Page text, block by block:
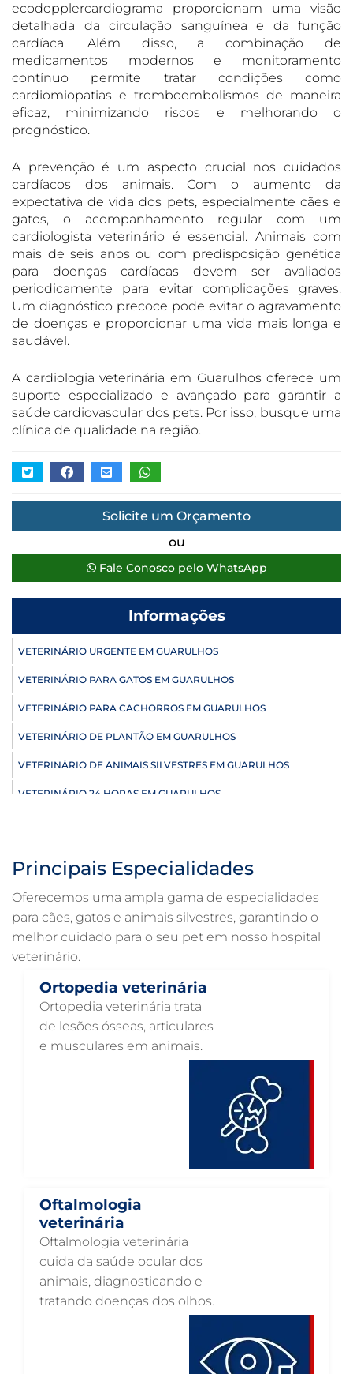
ecodopplercardiograma proporcionam uma visão
detalhada da circulação sanguínea e da função
cardíaca. Além disso, a combinação de
medicamentos modernos e monitoramento
contínuo permite tratar condições como
cardiomiopatias e tromboembolismos de maneira
eficaz, minimizando riscos e melhorando o
prognóstico.
A prevenção é um aspecto crucial nos cuidados
cardíacos dos animais. Com o aumento da
expectativa de vida dos pets, especialmente cães e
gatos, o acompanhamento regular com um
cardiologista veterinário é essencial. Animais com
mais de seis anos ou com predisposição genética
para doenças cardíacas devem ser avaliados
periodicamente para evitar complicações graves.
Um diagnóstico precoce pode evitar o agravamento
de doenças e proporcionar uma vida mais longa e
saudável.
A cardiologia veterinária em Guarulhos oferece um
suporte especializado e avançado para garantir a
saúde cardiovascular dos pets. Por isso, busque uma
clínica de qualidade na região.
Solicite um Orçamento
ou
Fale Conosco pelo WhatsApp
Informações
VETERINÁRIO URGENTE EM GUARULHOS
VETERINÁRIO PARA GATOS EM GUARULHOS
VETERINÁRIO PARA CACHORROS EM GUARULHOS
VETERINÁRIO DE PLANTÃO EM GUARULHOS
VETERINÁRIO DE ANIMAIS SILVESTRES EM GUARULHOS
VETERINÁRIO 24 HORAS EM GUARULHOS
ULTRASSONOGRAFIA PARA CACHORRO EM GUARULHOS
ULTRASSOM VETERINÁRIO EM GUARULHOS
TRATAMENTO DE ANIMAIS EM GUARULHOS
RAIO X VETERINÁRIO EM GUARULHOS
PNEUMOLOGIA VETERINÁRIA EM GUARULHOS
OTOSCOPIA VETERINÁRIA EM GUARULHOS
OTOSCOPIA DIGITAL VETERINÁRIA EM GUARULHOS
OFTALMOLOGIA VETERINÁRIA EM GUARULHOS
NEUROLOGIA ANIMAL EM GUARULHOS
NEFROLOGIA VETERINÁRIA EM GUARULHOS
LABORATÓRIO PET EM GUARULHOS
INTERNAÇÃO VETERINÁRIA EM GUARULHOS
INTENSIVISMO VETERINÁRIO EM GUARULHOS
Principais Especialidades
Oferecemos uma ampla gama de especialidades
para cães, gatos e animais silvestres, garantindo o
melhor cuidado para o seu pet em nosso hospital
veterinário.
Ortopedia veterinária
Ortopedia veterinária trata
de lesões ósseas, articulares
e musculares em animais.
Oftalmologia
veterinária
Oftalmologia veterinária
cuida da saúde ocular dos
animais, diagnosticando e
tratando doenças dos olhos.